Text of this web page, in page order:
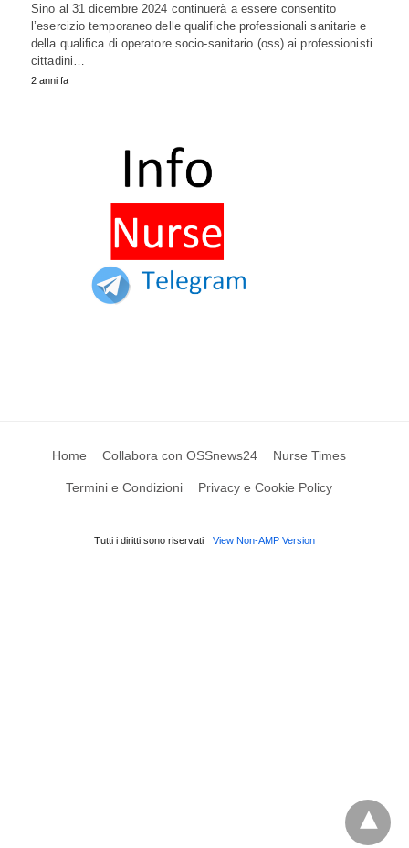
Sino al 31 dicembre 2024 continuerà a essere consentito
l’esercizio temporaneo delle qualifiche professionali sanitarie e
della qualifica di operatore socio-sanitario (oss) ai professionisti
cittadini…
2 anni fa
Home Collabora con OSSnews24 Nurse Times
Termini e Condizioni Privacy e Cookie Policy
Tutti i diritti sono riservati View Non-AMP Version